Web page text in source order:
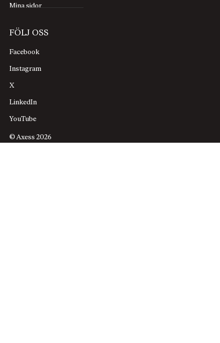
Mina sidor
FÖLJ OSS
Facebook
Instagram
X
LinkedIn
YouTube
© Axess 2026